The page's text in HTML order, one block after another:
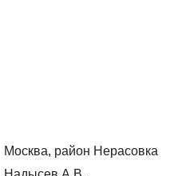
Москва, район Нерасовка